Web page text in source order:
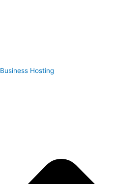
Business Hosting